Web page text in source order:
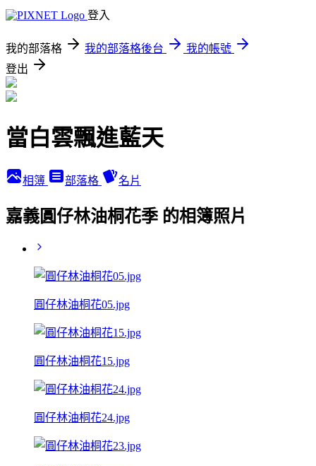
登入
我的部落格 我的部落格後台
我的帳號
登出
當白雲飄進藍天
相簿 部落格 名片
嘉義圓仔林油桐花季 的相簿照片
圓仔林油桐花05.jpg
圓仔林油桐花15.jpg
圓仔林油桐花24.jpg